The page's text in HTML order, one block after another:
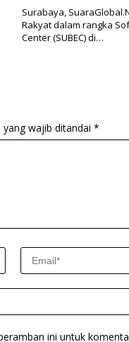
Surabaya,
Rakyat dalam rangka
Center (SUBEC) di…
yang wajib ditandai *
ini untuk